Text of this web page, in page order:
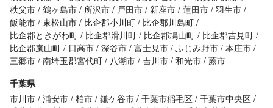
秩父市 鶴ヶ島市 所沢市 戸田市 新座市 蓮田市 羽生市
飯能市 東松山市 比企郡小川町
比企郡川島町
比企郡ときがわ町
比企郡滑川町 比企郡鳩山町
比企郡吉見町
比企郡嵐山町
日高市 深谷市 富士見市 ふじみ野市 本庄市
三郷市 南埼玉郡宮代町 八潮市 吉川市 和光市 蕨市
千葉県
市川市 浦安市 柏市 鎌ケ谷市 千葉市稲毛区 千葉市中央区